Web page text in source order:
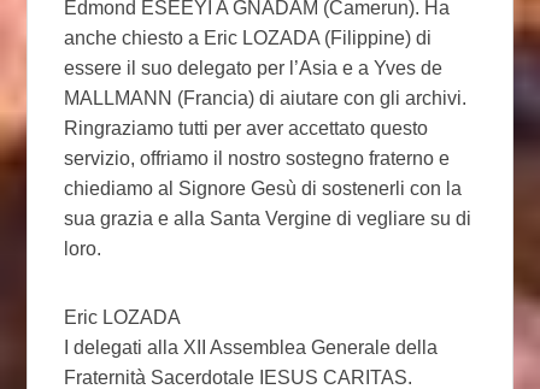
Edmond ESEEYI A GNADAM (Camerun). Ha
anche chiesto a Eric LOZADA (Filippine) di
essere il suo delegato per l’Asia e a Yves de
MALLMANN (Francia) di aiutare con gli archivi.
Ringraziamo tutti per aver accettato questo
servizio, offriamo il nostro sostegno fraterno e
chiediamo al Signore Gesù di sostenerli con la
sua grazia e alla Santa Vergine di vegliare su di
loro.
Eric LOZADA
I delegati alla XII Assemblea Generale della
Fraternità Sacerdotale IESUS CARITAS.